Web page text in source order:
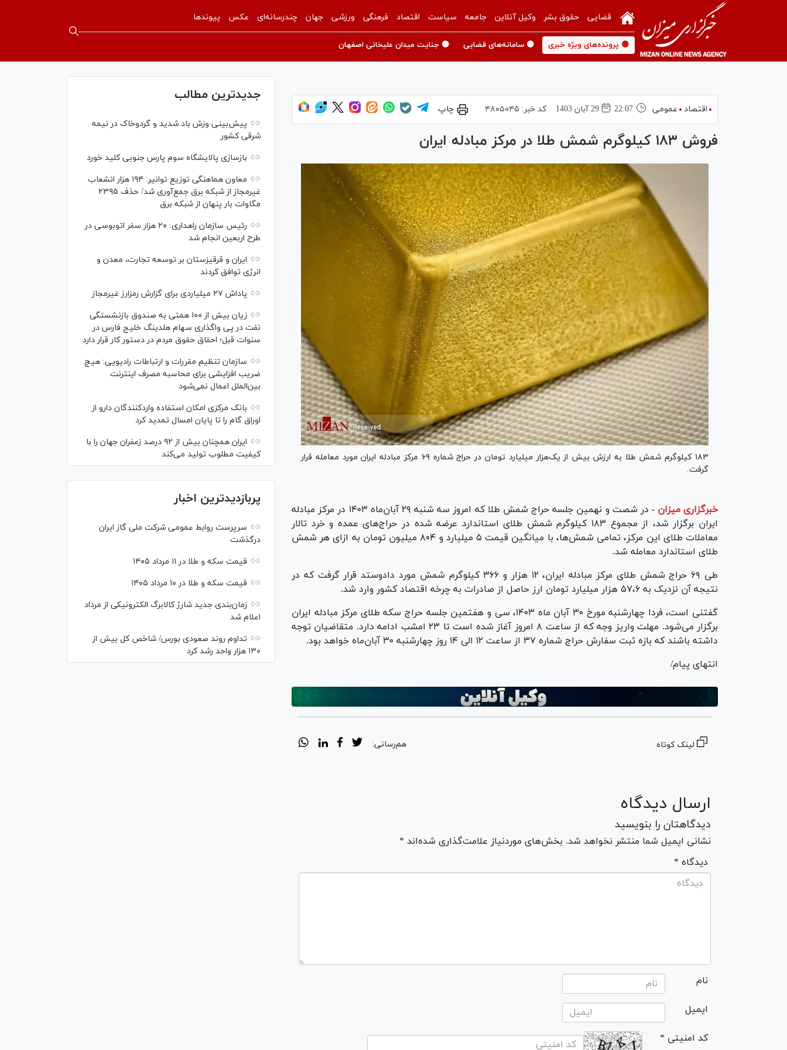
قضایی حقوق بشر وکیل آنلاین جامعه سیاست اقتصاد فرهنگی ورزشی جهان چندرسانه‌ای عکس پیوندها
🟡 پرونده‌های ویژه خبری 🟡 سامانه‌های قضایی 🟡 جنایت میدان علیخانی اصفهان
اقتصاد عمومی 22:07 29 آبان 1403 کد خبر: ۴۸۰۵۰۴۵ چاپ
فروش ۱۸۳ کیلوگرم شمش طلا در مرکز مبادله ایران
۱۸۳ کیلوگرم شمش طلا به ارزش بیش از یک‌هزار میلیارد تومان در حراج شماره ۶۹ مرکز مبادله ایران مورد معامله قرار
گرفت.
خبرگزاری میزان -
در شصت و نهمین جلسه حراج شمش طلا که امروز سه شنبه ۲۹ آبان‌ماه ۱۴۰۳ در مرکز مبادله
ایران برگزار شد، از مجموع ۱۸۳ کیلوگرم شمش طلای استاندارد عرضه شده در حراج‌های عمده و خرد تالار
معاملات طلای این مرکز، تمامی شمش‌ها، با میانگین قیمت ۵ میلیارد و ۸۰۴ میلیون تومان به ازای هر شمش
طلای استاندارد معامله شد.
طی ۶۹ حراج شمش طلای مرکز مبادله ایران، ۱۲ هزار و ۳۶۶ کیلوگرم شمش مورد دادو‌ستد قرار گرفت که در
نتیجه آن نزدیک به ۵۷،۶ هزار میلیارد تومان ارز حاصل از صادرات به چرخه اقتصاد کشور وارد شد.
گفتنی است، فردا چهارشنبه مورخ ۳۰ آبان ماه ۱۴۰۳، سی و هفتمین جلسه حراج سکه طلای مرکز مبادله ایران
برگزار می‌شود. مهلت واریز وجه که از ساعت ۸ امروز آغاز شده است تا ۲۳ امشب ادامه دارد. متقاضیان توجه
داشته باشند که بازه ثبت سفارش حراج شماره ۳۷ از ساعت ۱۲ الی ۱۴ روز چهارشنبه ۳۰ آبان‌ماه خواهد بود.
انتهای پیام/
لینک کوتاه هم‌رسانی:
ارسال دیدگاه
دیدگاهتان را بنویسید
نشانی ایمیل شما منتشر نخواهد شد. بخش‌های موردنیاز علامت‌گذاری شده‌اند *
* دیدگاه
نام
ایمیل
* کد امنیتی
جدیدترین مطالب
پیش‌بینی وزش باد شدید و گردوخاک در نیمه
شرقی کشور
بازسازی پالایشگاه سوم پارس جنوبی کلید خورد
معاون هماهنگی توزیع توانیر: ۱۹۴ هزار انشعاب
غیرمجاز از شبکه برق جمع‌آوری شد/ حذف ۲۳۹۵
مگاوات بار پنهان از شبکه برق
رئیس سازمان راهداری: ۲۰ هزار سفر اتوبوسی در
طرح اربعین انجام شد
ایران و قرقیزستان بر توسعه تجارت، معدن و
انرژی توافق کردند
پاداش ۲۷ میلیاردی برای گزارش رمزارز غیرمجاز
زیان بیش از ۱۰۰ همتی به صندوق بازنشستگی
نفت در پی واگذاری سهام هلدینگ خلیج فارس در
سنوات قبل؛ احقاق حقوق مردم در دستور کار قرار دارد
سازمان تنظیم مقررات و ارتباطات رادیویی: هیچ
ضریب افزایشی برای محاسبه مصرف اینترنت
بین‌الملل اعمال نمی‌شود
بانک مرکزی امکان استفاده واردکنندگان دارو از
اوراق گام را تا پایان امسال تمدید کرد
ایران همچنان بیش از ۹۲ درصد زعفران جهان را با
کیفیت مطلوب تولید می‌کند
پربازدیدترین اخبار
سرپرست روابط عمومی شرکت ملی گاز ایران
درگذشت
قیمت سکه و طلا در ۱۱ مرداد ۱۴۰۵
قیمت سکه و طلا در ۱۰ مرداد ۱۴۰۵
زمان‌بندی جدید شارژ کالابرگ الکترونیکی از مرداد
اعلام شد
تداوم روند صعودی بورس/ شاخص کل بیش از
۱۳۰ هزار واحد رشد کرد